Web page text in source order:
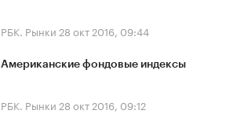
РБК. Рынки 28 окт 2016, 09:44
Американские фондовые индексы
РБК. Рынки 28 окт 2016, 09:12